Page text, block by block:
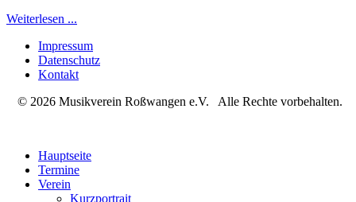
Weiterlesen ...
Impressum
Datenschutz
Kontakt
© 2026 Musikverein Roßwangen e.V. Alle Rechte vorbehalten.
Hauptseite
Termine
Verein
Kurzportrait